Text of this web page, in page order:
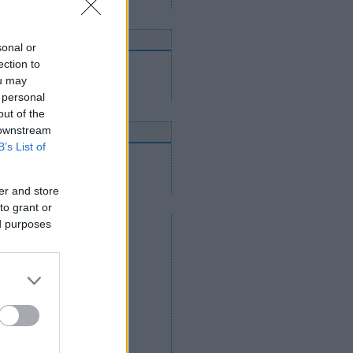
or
to
may
of the
List of
and store
grant or
purposes
Utánpótláscsapatok
Felnőttcsapatok
Jégcsarnokok és jégpályák
közvetítések